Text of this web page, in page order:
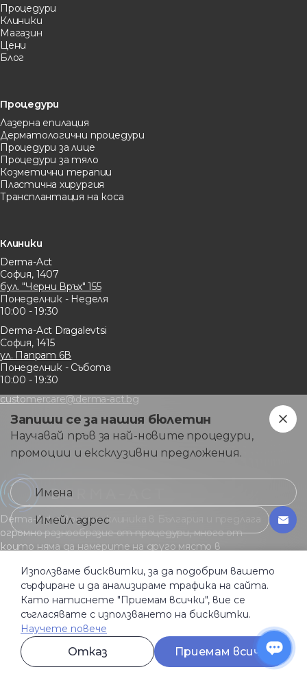
Процедури
Клиники
Магазин
Цени
Блог
Процедури
Лазерна eпилация
Дерматологични процедури
Процедури за лице
Процедури за тяло
Козметични терапии
Пластична хирургия
Трансплантация на коса
Клиники
Derma-Act
София, 1407
бул. "Черни Връх" 155
Понеделник - Неделя
10:00 - 19:30
Derma-Act Dragalevtsi
София, 1415
ул. Папрат 6В
Понеделник - Събота
10:00 - 19:30
customercare@derma-act.bg
Derma-Act е водеща клиника в България и предлага
огромно разнообразие от процедури, много от
които няма да намерите на друго място в
© Derma-Act 2026
Общи услoвия
Политика за поверителност
Бисквитки
Активация условия
Запиши се за нашия бюлетин
Научавай пръв за най-новите процедури,
промоции и ексклузивни предложения.
Използваме бисквитки, за да подобрим вашето
сърфиране и да анализираме трафика на сайта.
Като натиснете "Приемам всички", вие се
съгласявате с използването на бисквитки.
Научете повече
Отказ Приемам всички